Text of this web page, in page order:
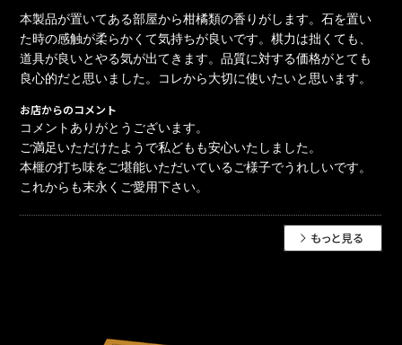
本製品が置いてある部屋から柑橘類の香りがします。石を置い
た時の感触が柔らかくて気持ちが良いです。棋力は拙くても、
道具が良いとやる気が出てきます。品質に対する価格がとても
良心的だと思いました。コレから大切に使いたいと思います。
お店からのコメント
コメントありがとうございます。
ご満足いただけたようで私どもも安心いたしました。
本榧の打ち味をご堪能いただいているご様子でうれしいです。
これからも末永くご愛用下さい。